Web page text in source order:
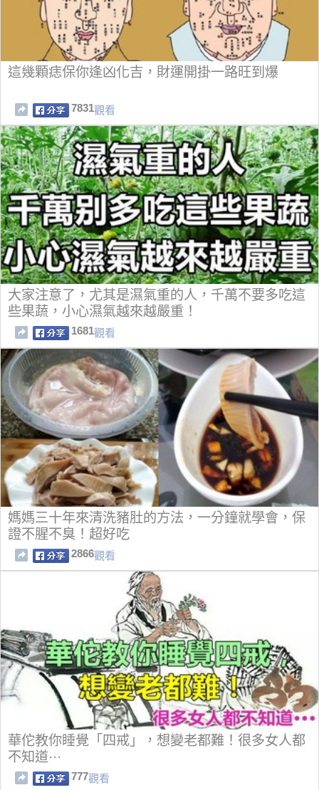
這幾顆痣保你逢凶化吉，財運開掛一路旺到爆
7831觀看
大家注意了，尤其是濕氣重的人，千萬不要多吃這
些果蔬，小心濕氣越來越嚴重！
1681觀看
媽媽三十年來清洗豬肚的方法，一分鐘就學會，保
證不腥不臭！超好吃
2866觀看
華佗教你睡覺「四戒」，想變老都難！很多女人都
不知道···
777觀看